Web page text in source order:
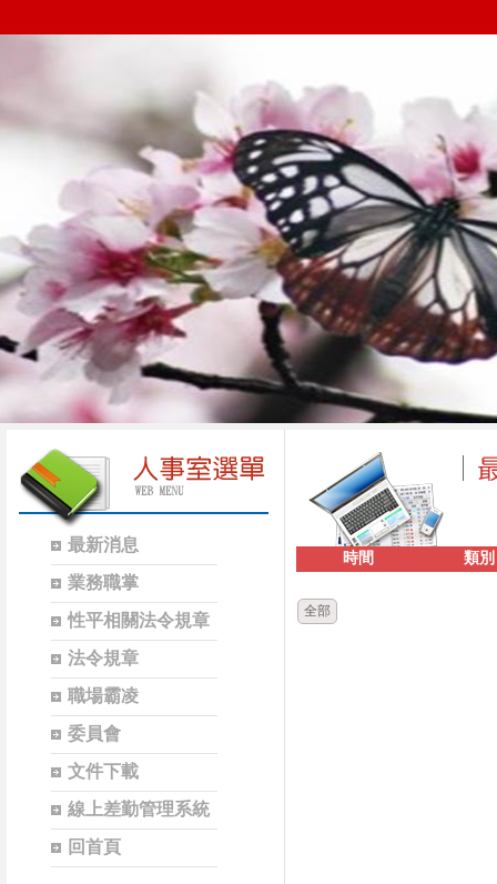
最新消息
業務職掌
性平相關法令規章
法令規章
職場霸凌
委員會
文件下載
線上差勤管理系統
回首頁
時間 類別
全部